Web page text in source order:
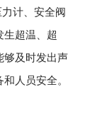
计、安全阀
超温、超
够及时发出声
人员安全。